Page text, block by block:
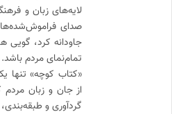
لایه‌های زبان و
صدای فراموش‌شده‌ها
جاودانه کرد،
تمام‌نمای مردم باشد.
«کتاب کوچه» تنها
از جان و زبان
گردآوری و